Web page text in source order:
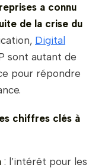
a connu
de la crise du
Digital
sont autant de
pour répondre
chiffres clés à
: l’intérêt pour les